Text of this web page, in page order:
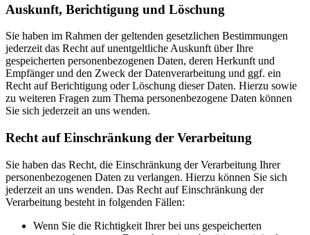
Auskunft, Berichtigung und Löschung
Sie haben im Rahmen der geltenden gesetzlichen Bestimmungen
jederzeit das Recht auf unentgeltliche Auskunft über Ihre
gespeicherten personenbezogenen Daten, deren Herkunft und
Empfänger und den Zweck der Datenverarbeitung und ggf. ein
Recht auf Berichtigung oder Löschung dieser Daten. Hierzu sowie
zu weiteren Fragen zum Thema personenbezogene Daten können
Sie sich jederzeit an uns wenden.
Recht auf Einschränkung der Verarbeitung
Sie haben das Recht, die Einschränkung der Verarbeitung Ihrer
personenbezogenen Daten zu verlangen. Hierzu können Sie sich
jederzeit an uns wenden. Das Recht auf Einschränkung der
Verarbeitung besteht in folgenden Fällen:
Wenn Sie die Richtigkeit Ihrer bei uns gespeicherten